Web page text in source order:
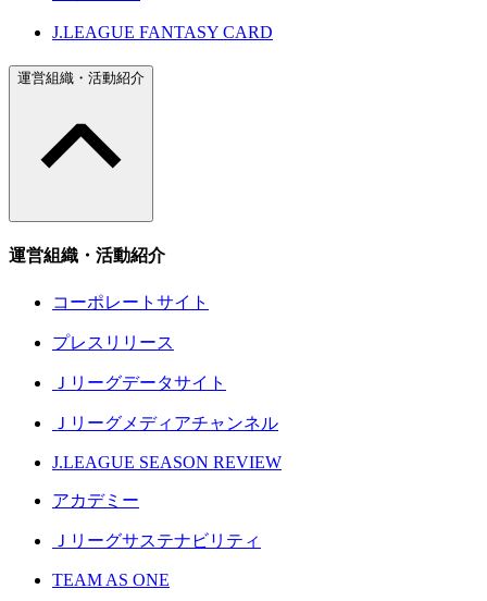
J.LEAGUE FANTASY CARD
運営組織・活動紹介
運営組織・活動紹介
コーポレートサイト
プレスリリース
Ｊリーグデータサイト
Ｊリーグメディアチャンネル
J.LEAGUE SEASON REVIEW
アカデミー
Ｊリーグサステナビリティ
TEAM AS ONE